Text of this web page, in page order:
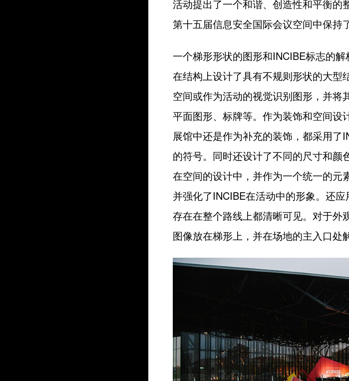
活动提出了一个和谐、创造性和平衡的
第十五届信息安全国际会议空间中保持
一个梯形形状的图形和INCIBE标志的解
在结构上设计了具有不规则形状的大型
空间或作为活动的视觉识别图形，并将
平面图形、标牌等。作为装饰和空间设
展馆中还是作为补充的装饰，都采用
的符号。同时还设计了不同的尺寸和颜
在空间的设计中，并作为一个统一的元
并强化了INCIBE在活动中的形象。还
存在在整个路线上都清晰可见。对于外
图像放在梯形上，并在场地的主入口处